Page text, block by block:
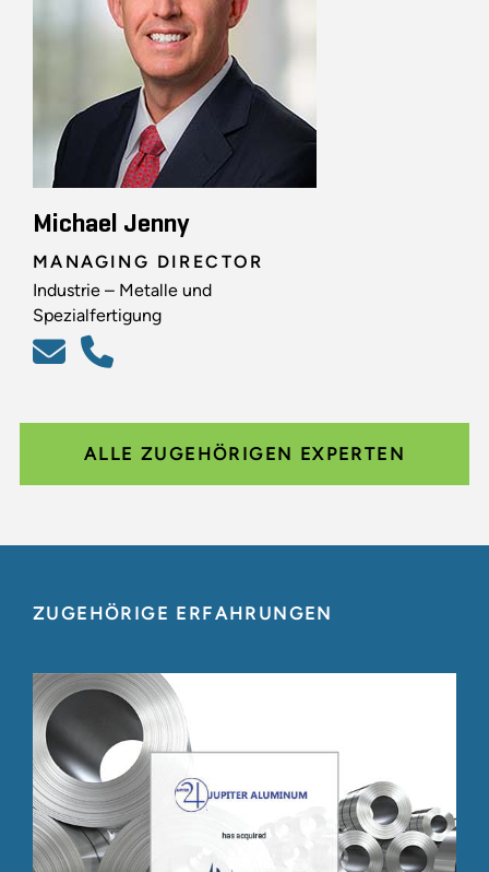
Michael Jenny
MANAGING DIRECTOR
Industrie – Metalle und
Spezialfertigung
ALLE ZUGEHÖRIGEN EXPERTEN
ZUGEHÖRIGE ERFAHRUNGEN